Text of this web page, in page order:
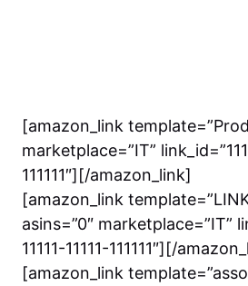
[amazon_link
marketplace=”IT”
111111″][/amazon_link]
[amazon_link
asins=”0″ marketplace=”IT”
11111-11111-111111″][/
[amazon_link